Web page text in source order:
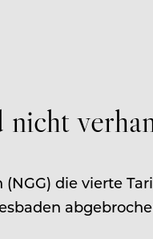
die vierte